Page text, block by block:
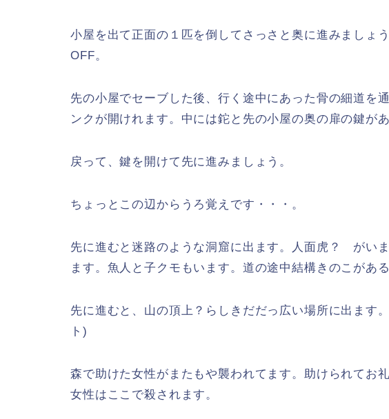
小屋を出て正面の１匹を倒してさっさと奥に進みましょ
OFF。
先の小屋でセーブした後、行く途中にあった骨の細道を
ンクが開けれます。中には鉈と先の小屋の奥の扉の鍵があ
戻って、鍵を開けて先に進みましょう。
ちょっとこの辺からうろ覚えです・・・。
先に進むと迷路のような洞窟に出ます。人面虎？ がい
ます。魚人と子クモもいます。道の途中結構きのこがあ
先に進むと、山の頂上？らしきだだっ広い場所に出ます
ト)
森で助けた女性がまたもや襲われてます。助けられてお
女性はここで殺されます。